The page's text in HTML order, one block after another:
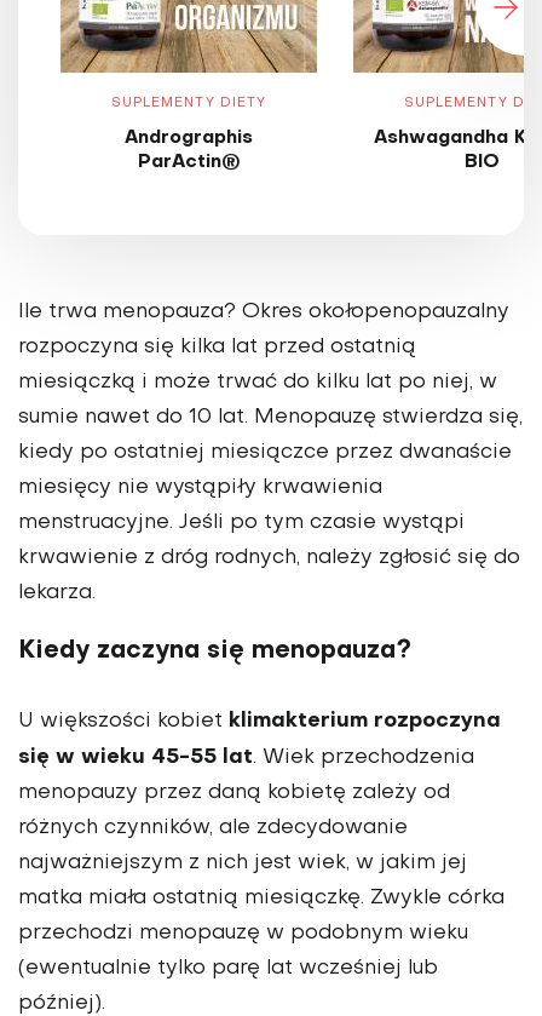
SUPLEMENTY DIETY
Andrographis
ParActin®
SUPLEMENTY
Ashwagandha
BIO
Ile trwa menopauza? Okres okołopenopauzalny
rozpoczyna się kilka lat przed ostatnią
miesiączką i może trwać do kilku lat po niej, w
sumie nawet do 10 lat. Menopauzę stwierdza się,
kiedy po ostatniej miesiączce przez dwanaście
miesięcy nie wystąpiły krwawienia
menstruacyjne. Jeśli po tym czasie wystąpi
krwawienie z dróg rodnych, należy zgłosić się do
lekarza.
Kiedy zaczyna się menopauza?
U większości kobiet klimakterium rozpoczyna
się w wieku 45-55 lat. Wiek przechodzenia
menopauzy przez daną kobietę zależy od
różnych czynników, ale zdecydowanie
najważniejszym z nich jest wiek, w jakim jej
matka miała ostatnią miesiączkę. Zwykle córka
przechodzi menopauzę w podobnym wieku
(ewentualnie tylko parę lat wcześniej lub
później).